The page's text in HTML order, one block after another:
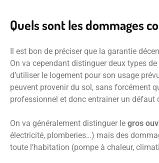
Quels sont les dommages
Il est bon de préciser que la garantie
On va cependant distinguer deux types
d’utiliser le logement pour son usage
peuvent provenir du sol, sans forcément
professionnel et donc entrainer un défaut
On va généralement distinguer le gros
électricité, plomberies…) mais des
toute l’habitation (pompe à chaleur,